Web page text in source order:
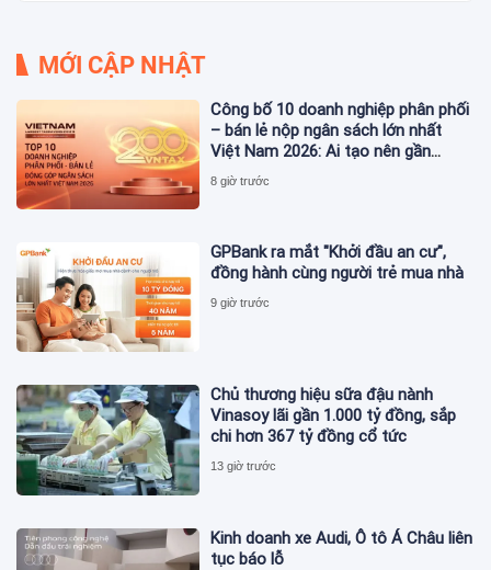
MỚI CẬP NHẬT
Công bố 10 doanh nghiệp phân phối
– bán lẻ nộp ngân sách lớn nhất
Việt Nam 2026: Ai tạo nên gần
12.900 tỷ đồng?
8 giờ trước
GPBank ra mắt "Khởi đầu an cư",
đồng hành cùng người trẻ mua nhà
9 giờ trước
Chủ thương hiệu sữa đậu nành
Vinasoy lãi gần 1.000 tỷ đồng, sắp
chi hơn 367 tỷ đồng cổ tức
13 giờ trước
Kinh doanh xe Audi, Ô tô Á Châu liên
tục báo lỗ